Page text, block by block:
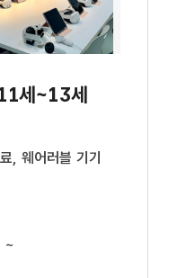
세~13세
, 웨어러블 기기
~